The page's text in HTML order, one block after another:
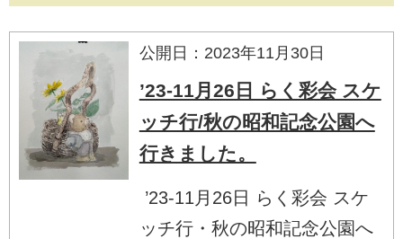
公開日：2023年11月30日
’23-11月26日 らく彩会 スケ
ッチ行/秋の昭和記念公園へ
行きました。
’23-11月26日 らく彩会 スケ
ッチ行・秋の昭和記念公園へ